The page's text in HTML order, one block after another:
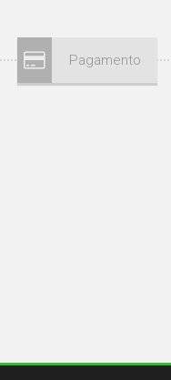
Pagamento